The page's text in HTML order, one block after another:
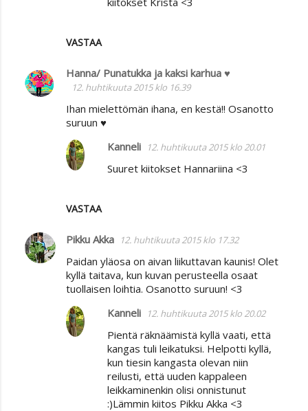
VASTAA
Hanna/ Punatukka ja kaksi karhua ♥
12. huhtikuuta 2015 klo 16.39
Ihan mielettömän ihana, en kestä!! Osanotto
suruun ♥
VASTAA
Kanneli 12. huhtikuuta 2015 klo 20.01
Suuret kiitokset Hannariina <3
Pikku Akka 12. huhtikuuta 2015 klo 17.32
Paidan yläosa on aivan liikuttavan kaunis! Olet
kyllä taitava, kun kuvan perusteella osaat
tuollaisen loihtia. Osanotto suruun! <3
Kanneli 12. huhtikuuta 2015 klo 20.02
Pientä räknäämistä kyllä vaati, että
kangas tuli leikatuksi. Helpotti kyllä,
kun tiesin kangasta olevan niin
reilusti, että uuden kappaleen
leikkaminenkin olisi onnistunut
:)Lämmin kiitos Pikku Akka <3